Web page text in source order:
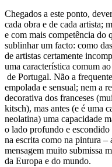
Chegados a este ponto,
cada obra e de cada artista;
e com mais competência do
sublinhar um facto: como
de artistas certamente
uma característica comum
de Portugal. Não a
empolada e sensual; nem a
decorativa dos franceses
kitsch), mas antes (e é uma
neolatina) uma capacidade
o lado profundo e
na escrita como na pintura
mensagem muito submissa
da Europa e do mundo.